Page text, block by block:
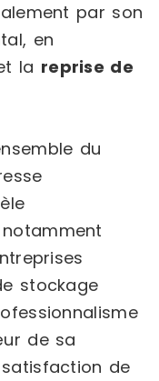
par son
en
la reprise de
du
stockage
de sa
de